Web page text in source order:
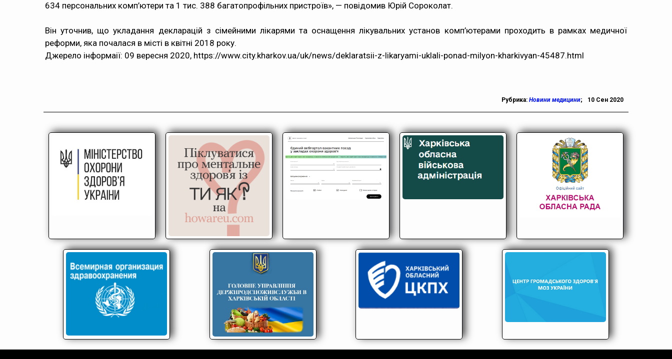
634 персональних комп’ютери та 1 тис. 388 багатопрофільних пристроїв», — повідомив Юрій Сороколат.
Він уточнив, що укладання декларацій з сімейними лікарями та оснащення лікувальних установ комп’ютерами проходить в рамках медичної
реформи, яка почалася в місті в квітні 2018 року.
Джерело інформаії: 09 вересня 2020, https://www.city.kharkov.ua/uk/news/deklaratsii-z-likaryami-uklali-ponad-milyon-kharkivyan-45487.html
Рубрика: Новини медицини; 10 Сен 2020